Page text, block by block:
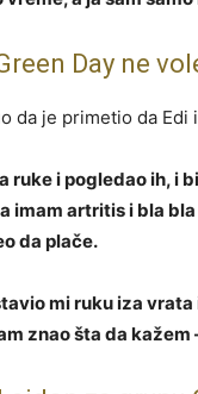
Day ne
da je primetio da Edi
ruke i pogledao ih, i
imam artritis i bla
da plače.
mi ruku iza vrata
znao šta da kažem